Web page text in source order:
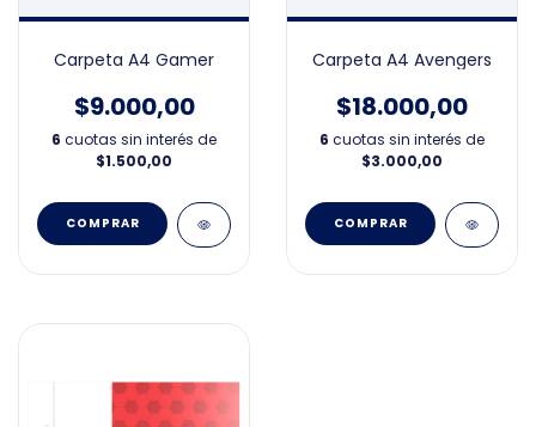
Carpeta A4 Gamer
$9.000,00
6 cuotas sin interés de
$1.500,00
Carpeta A4 Avengers
$18.000,00
6 cuotas sin interés de
$3.000,00